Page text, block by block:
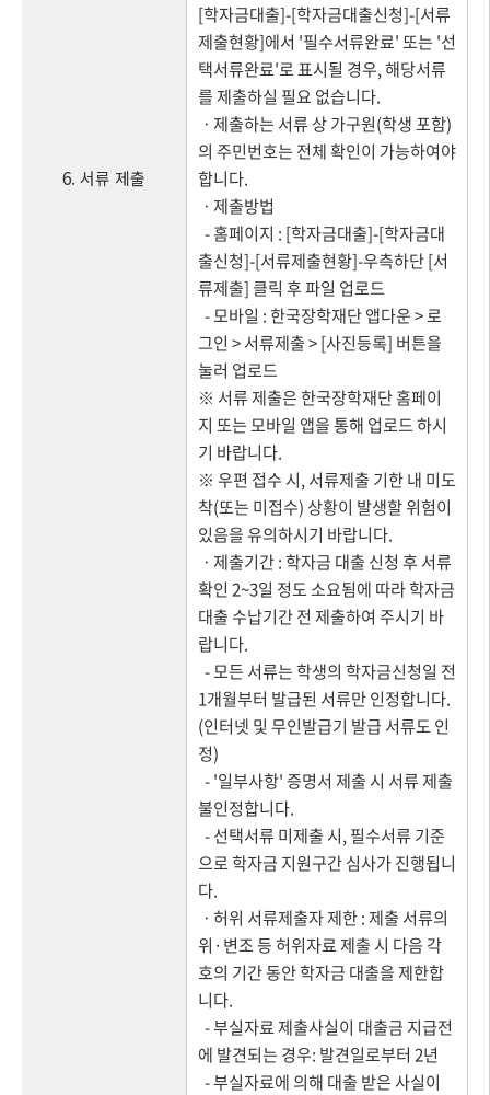
6. 서류 제출
[학자금대출]-[학자금대출신청]-[서류
제출현황]에서 '필수서류완료' 또는 '선
택서류완료'로 표시될 경우, 해당서류
를 제출하실 필요 없습니다.
ㆍ제출하는 서류 상 가구원(학생 포함)
의 주민번호는 전체 확인이 가능하여야
합니다.
ㆍ제출방법
- 홈페이지 : [학자금대출]-[학자금대
출신청]-[서류제출현황]-우측하단 [서
류제출] 클릭 후 파일 업로드
- 모바일 : 한국장학재단 앱다운 > 로
그인 > 서류제출 > [사진등록] 버튼을
눌러 업로드
※ 서류 제출은 한국장학재단 홈페이
지 또는 모바일 앱을 통해 업로드 하시
기 바랍니다.
※ 우편 접수 시, 서류제출 기한 내 미도
착(또는 미접수) 상황이 발생할 위험이
있음을 유의하시기 바랍니다.
ㆍ제출기간 : 학자금 대출 신청 후 서류
확인 2~3일 정도 소요됨에 따라 학자금
대출 수납기간 전 제출하여 주시기 바
랍니다.
- 모든 서류는 학생의 학자금신청일 전
1개월부터 발급된 서류만 인정합니다.
(인터넷 및 무인발급기 발급 서류도 인
정)
- '일부사항' 증명서 제출 시 서류 제출
불인정합니다.
- 선택서류 미제출 시, 필수서류 기준
으로 학자금 지원구간 심사가 진행됩니
다.
ㆍ허위 서류제출자 제한 : 제출 서류의
위·변조 등 허위자료 제출 시 다음 각
호의 기간 동안 학자금 대출을 제한합
니다.
- 부실자료 제출사실이 대출금 지급전
에 발견되는 경우: 발견일로부터 2년
- 부실자료에 의해 대출 받은 사실이